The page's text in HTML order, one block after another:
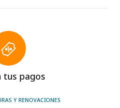
tus pagos
Y RENOVACIONES